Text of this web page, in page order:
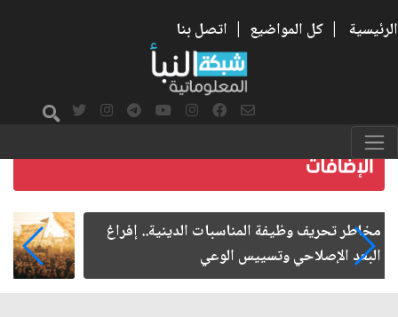
الرئيسية | كل المواضيع | اتصل بنا
زيارة الأربعين.. من الفاعلية المجتمعية إلى المواطنة
الفاعلة